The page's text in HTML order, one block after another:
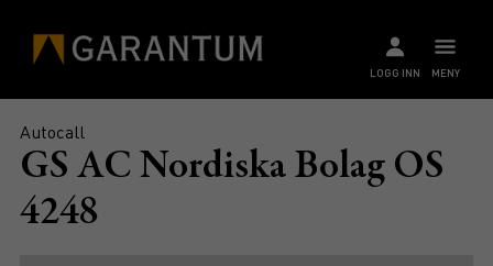
MENY
LOGG INN
Autocall
GS AC Nordiska Bolag OS
4248